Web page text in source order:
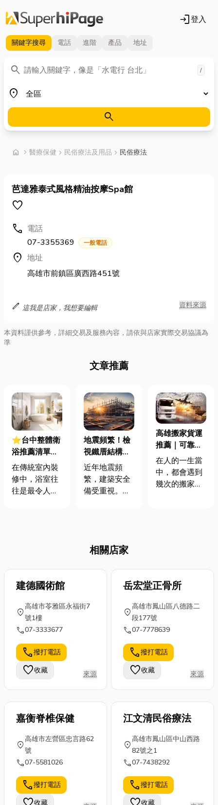
login登入
關鍵字搜尋 電話 進階 產品 地址
search
關鍵字 /
place
地區
search
home chevron_right 首頁
醫療保健 chevron_right 民俗療法及用品 chevron_right 民俗療法
芭達雅泰式風格精油按摩Spa館
favorite
call 電話
07-3355369
一般電話
location_on 地址
高雄市前鎮區廣西路451號
edit 這我是店家，我想要編輯 資料來源
本資料謹供參考，詳細交易及服務內容，請依與店家實際交易協議為
準
文章推薦
⭐台中整體衛
浴推薦清單：
從工法解析到
嚴選高品質廠
商挑選，讓你
在傳統室內裝
修中，浴室往
往是最令人頭
是住進去幾年
後發生「樓上
殃」的糾紛。
為了解決這些
痛點，整體衛
浴逐漸成為許
多現代建案與
老屋翻修的首
選。本篇將跟
你分享什麼是
整...
地震頻繁！檢
視鐵厝結構安
全，高雄鐵皮
屋採光罩加固
工程，不容忽
近年地震頻
繁，建築安全
備受重視。高
性，特別是常
若固定不當，
供高雄鐵皮
構安全檢視重
議，並推薦優
質的高雄鐵皮
屋工程團隊，
助您打造安全
家園。 ...
高雄搬家貨運
推薦｜可靠迅
速的運送提高
了搬遷的便利
性
在人的一生當
中，都會遇到
幾次的搬家經
靠的搬家貨運
公司來協助，
對於家庭搬遷
來說，選擇一
家能夠照顧細
安全的搬家公
司很重要。若
是較專業的則
會提供全程包
相關店家
建德國術館
location_on
高雄市苓雅區永福街7
號1樓
call07-3333677
call撥打電話
favorite收藏 來源
岳宏堂正骨所
location_on
高雄市鳳山區八德路二
段177號
call07-7778639
call撥打電話
favorite收藏 來源
嘉衡脊椎保健
location_on
高雄市左營區忠言路62
號
call07-5581026
call撥打電話
收藏
江文清民俗療法
location_on
高雄市鳳山區中山西路
82號之1
call07-7438292
call撥打電話
收藏